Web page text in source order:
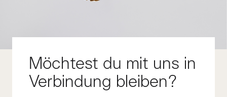
Möchtest du mit uns in
Verbindung bleiben?